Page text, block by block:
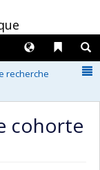
Liens
Langues
recherche
cohorte